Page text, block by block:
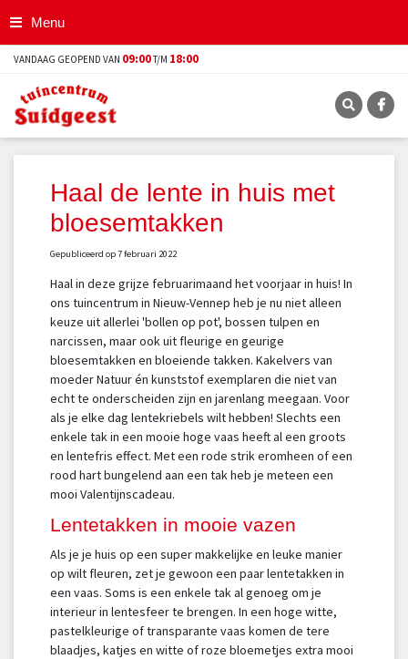
n
o
Menu
VANDAAG GEOPEND VAN 09:00T/M 18:00
Haal de lente in huis met
bloesemtakken
Gepubliceerd op7 februari 2022
Haal in deze grijze februarimaand het voorjaar in huis! In
ons tuincentrum in Nieuw-Vennep heb je nu niet alleen
keuze uit allerlei 'bollen op pot', bossen tulpen en
narcissen, maar ook uit fleurige en geurige
bloesemtakken en bloeiende takken. Kakelvers van
moeder Natuur én kunststof exemplaren die niet van
echt te onderscheiden zijn en jarenlang meegaan. Voor
als je elke dag lentekriebels wilt hebben! Slechts een
enkele tak in een mooie hoge vaas heeft al een groots
en lentefris effect. Met een rode strik eromheen of een
rood hart bungelend aan een tak heb je meteen een
mooi Valentijnscadeau.
Lentetakken in mooie vazen
Als je je huis op een super makkelijke en leuke manier
op wilt fleuren, zet je gewoon een paar lentetakken in
een vaas. Soms is een enkele tak al genoeg om je
interieur in lentesfeer te brengen. In een hoge witte,
pastelkleurige of transparante vaas komen de tere
blaadjes, katjes en witte of roze bloemetjes extra mooi